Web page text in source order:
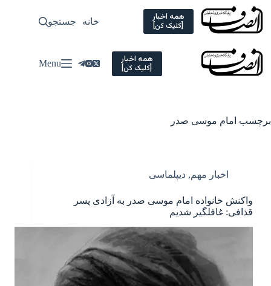
Skip
content
همه اخبار
[کلیک کن] خانه سیاسی
جستجو
همه اخبار
[کلیک کن] Menu
برچسب امام موسی صدر
اخبار مهم, دیپلماسی
واکنش خانواده امام موسی صدر به آزادی پسر
قذافی: غافلگیر شدیم